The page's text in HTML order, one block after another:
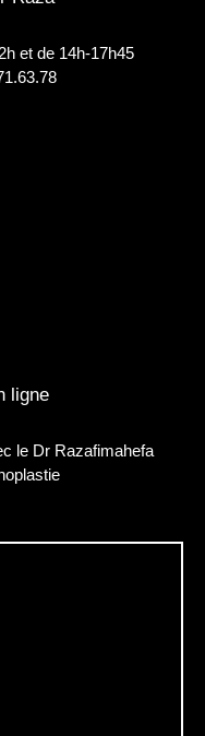
et de 14h-17h45
ligne
le Dr Razafimahefa